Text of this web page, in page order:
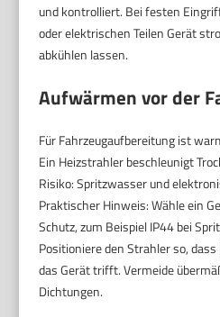
und kontrolliert. Bei festen
oder elektrischen Teilen Gerät
abkühlen lassen.
Aufwärmen vor der
Für Fahrzeugaufbereitung ist
Ein Heizstrahler beschleunigt
Risiko: Spritzwasser und
Praktischer Hinweis: Wähle ein
Schutz, zum Beispiel IP44 bei
Positioniere den Strahler so,
das Gerät trifft. Vermeide
Dichtungen.